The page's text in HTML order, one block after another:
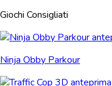
Giochi Consigliati
Ninja Obby Parkour